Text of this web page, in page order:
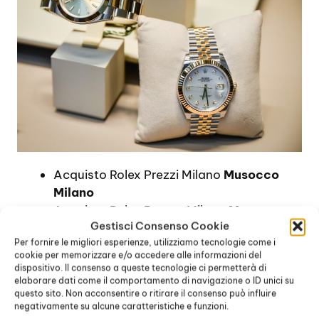
Gestisci Consenso Cookie
Per fornire le migliori esperienze, utilizziamo tecnologie come i
cookie per memorizzare e/o accedere alle informazioni del
dispositivo. Il consenso a queste tecnologie ci permetterà di
elaborare dati come il comportamento di navigazione o ID unici su
questo sito. Non acconsentire o ritirare il consenso può influire
negativamente su alcune caratteristiche e funzioni.
Acquisto Rolex Prezzi Milano Musocco
Milano
Acquisto Rolex Prezzo Milano Musocco
Milano
Comprare Rolex Prezzi MilanoMusocco
Milano
Comprare Un Rolex Prezzi Milano
Musocco Milano